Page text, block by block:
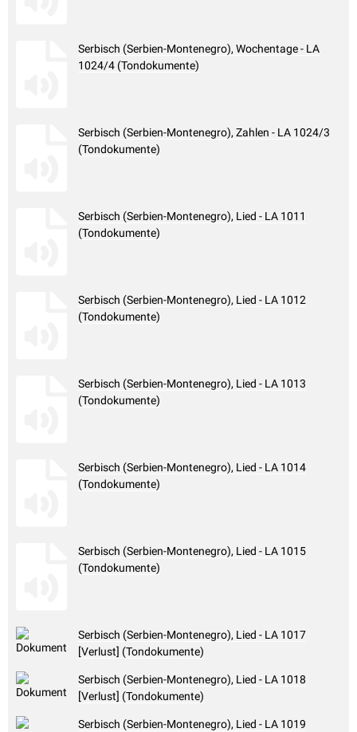
Serbisch (Serbien-Montenegro), Wochentage - LA
1024/4 (Tondokumente)
Serbisch (Serbien-Montenegro), Zahlen - LA 1024/3
(Tondokumente)
Serbisch (Serbien-Montenegro), Lied - LA 1011
(Tondokumente)
Serbisch (Serbien-Montenegro), Lied - LA 1012
(Tondokumente)
Serbisch (Serbien-Montenegro), Lied - LA 1013
(Tondokumente)
Serbisch (Serbien-Montenegro), Lied - LA 1014
(Tondokumente)
Serbisch (Serbien-Montenegro), Lied - LA 1015
(Tondokumente)
Serbisch (Serbien-Montenegro), Lied - LA 1017
[Verlust] (Tondokumente)
Serbisch (Serbien-Montenegro), Lied - LA 1018
[Verlust] (Tondokumente)
Serbisch (Serbien-Montenegro), Lied - LA 1019